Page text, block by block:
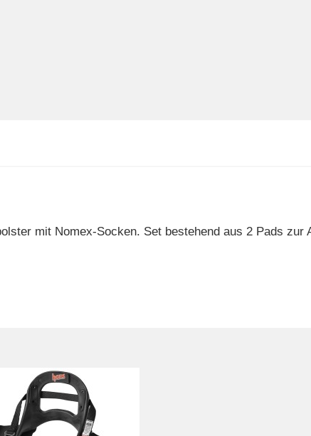
mit Nomex-Socken. Set bestehend aus 2 Pads zur